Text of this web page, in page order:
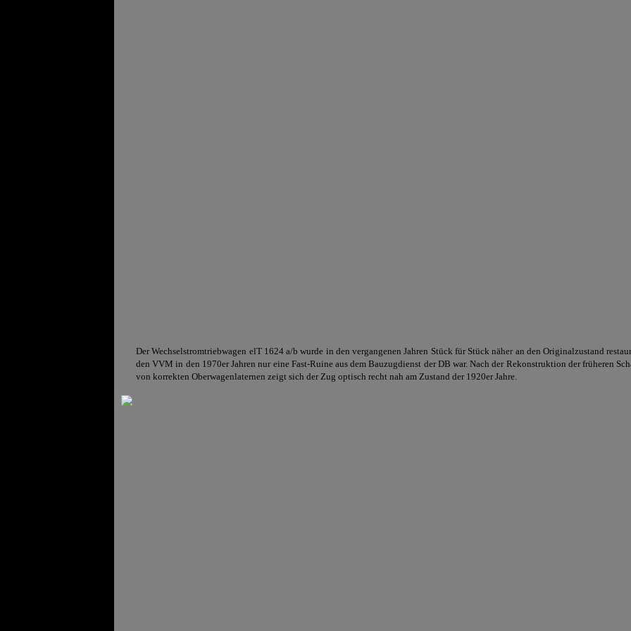
Der Wechselstromtriebwagen elT 1624 a/b wurde in den vergangenen Jahren Stück für Stück näher an den Originalzustand
den VVM in den 1970er Jahren nur eine Fast-Ruine aus dem Bauzugdienst der DB war. Nach der Rekonstruktion der früheren
von korrekten Oberwagenlaternen zeigt sich der Zug optisch recht nah am Zustand der 1920er Jahre.